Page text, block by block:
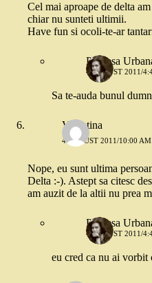
Cel mai aproape de delta
chiar nu sunteti ultimii.
Have fun si ocoli-te-ar
Printesa
4 AUGUST 2011/
Sa te-auda bunul
Valentina
4 AUGUST 2011/10:00 AM
Nope, eu sunt ultima
Delta :-). Astept sa citesc
am auzit de la altii nu prea
Printesa
4 AUGUST 2011/
eu cred ca nu ai vorbit